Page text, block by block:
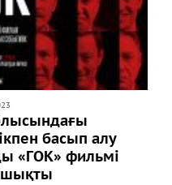
басып алу
«ГОК» фильмі
шықты